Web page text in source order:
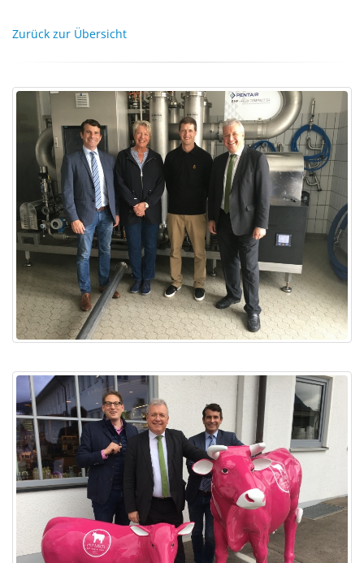
Zurück zur Übersicht